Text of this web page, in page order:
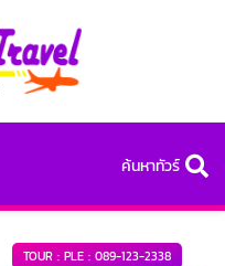
ค้นหาทัวร์
TOUR : PLE : 089-123-2338